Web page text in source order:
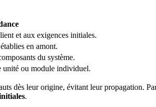
et aux exigences initiales.
en amont.
du système.
unité ou module individuel.
dès leur origine, évitant leur propagation.
.